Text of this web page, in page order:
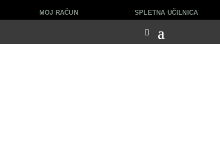
MOJ RAČUN SPLETNA UČILNICA